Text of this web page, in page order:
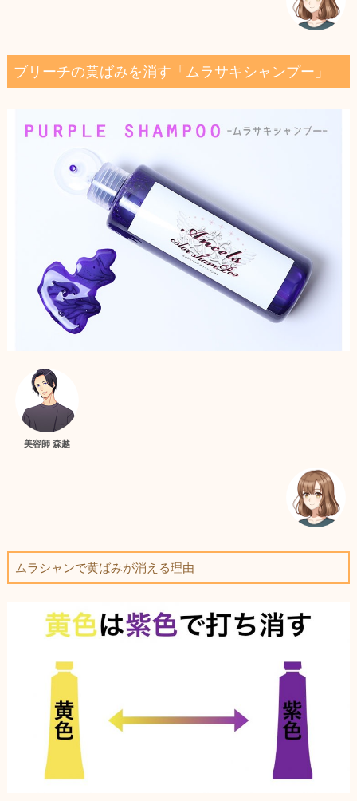
ブリーチの黄ばみを消す「ムラサキシャンプー」
美容師 森越
ムラシャンで黄ばみが消える理由